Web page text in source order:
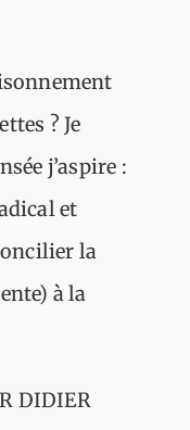
? Je
j’aspire :
et
la
à la
DIDIER